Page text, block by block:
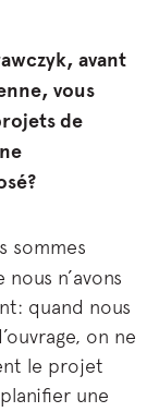
avant
vous
de
sommes
n’avons
quand nous
on ne
le projet
une